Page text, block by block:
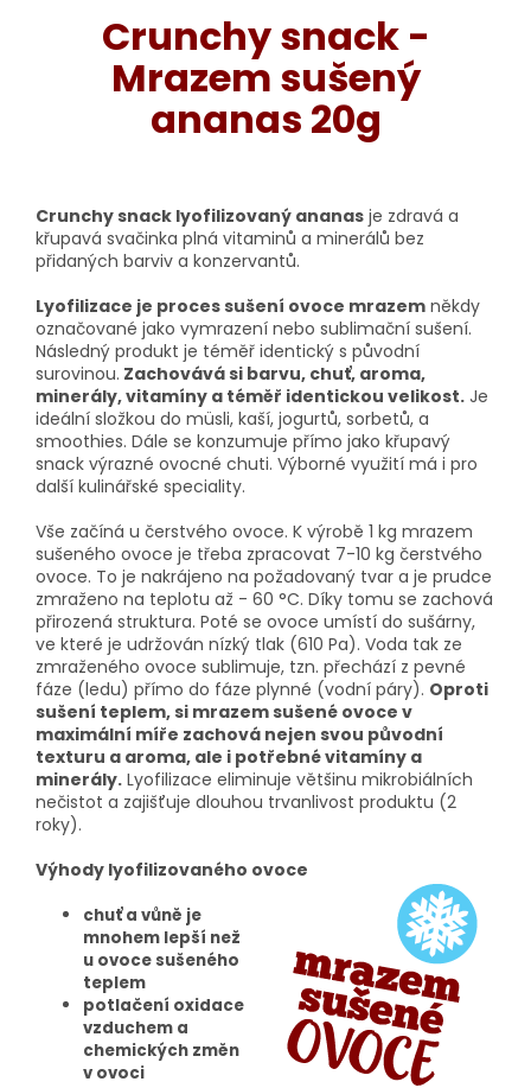
Crunchy snack -
Mrazem sušený
ananas 20g
Crunchy snack lyofilizovaný ananas je zdravá a
křupavá svačinka plná vitaminů a minerálů bez
přidaných barviv a konzervantů.
Lyofilizace je proces sušení ovoce mrazem někdy
označované jako vymrazení nebo sublimační sušení.
Následný produkt je téměř identický s původní
surovinou. Zachovává si barvu, chuť, aroma,
minerály, vitamíny a téměř identickou velikost. Je
ideální složkou do müsli, kaší, jogurtů, sorbetů, a
smoothies. Dále se konzumuje přímo jako křupavý
snack výrazné ovocné chuti. Výborné využití má i pro
další kulinářské speciality.
Vše začíná u čerstvého ovoce. K výrobě 1 kg mrazem
sušeného ovoce je třeba zpracovat 7-10 kg čerstvého
ovoce. To je nakrájeno na požadovaný tvar a je prudce
zmraženo na teplotu až - 60 °C. Díky tomu se zachová
přirozená struktura. Poté se ovoce umístí do sušárny,
ve které je udržován nízký tlak (610 Pa). Voda tak ze
zmraženého ovoce sublimuje, tzn. přechází z pevné
fáze (ledu) přímo do fáze plynné (vodní páry). Oproti
sušení teplem, si mrazem sušené ovoce v
maximální míře zachová nejen svou původní
texturu a aroma, ale i potřebné vitamíny a
minerály. Lyofilizace eliminuje většinu mikrobiálních
nečistot a zajišťuje dlouhou trvanlivost produktu (2
roky).
Výhody lyofilizovaného ovoce
chuť a vůně je
mnohem lepší než
u ovoce sušeného
teplem
potlačení oxidace
vzduchem a
chemických změn
v ovoci